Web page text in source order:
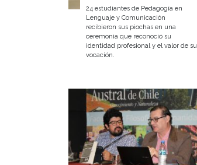
24 estudiantes de Pedagogía en
Lenguaje y Comunicación
recibieron sus piochas en una
ceremonia que reconoció su
identidad profesional y el valor de su
vocación.